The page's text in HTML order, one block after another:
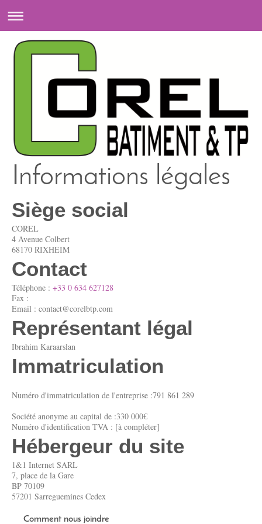
Informations légales
Siège social
COREL
4 Avenue Colbert
68170 RIXHEIM
Contact
Téléphone : +33 0 634 627128
Fax :
Email : contact@corelbtp.com
Représentant légal
Ibrahim Karaarslan
Immatriculation
Numéro d'immatriculation de l'entreprise :791 861 289
Société anonyme au capital de :330 000€
Numéro d'identification TVA : [à compléter]
Hébergeur du site
1&1 Internet SARL
7, place de la Gare
BP 70109
57201 Sarreguemines Cedex
Comment nous joindre